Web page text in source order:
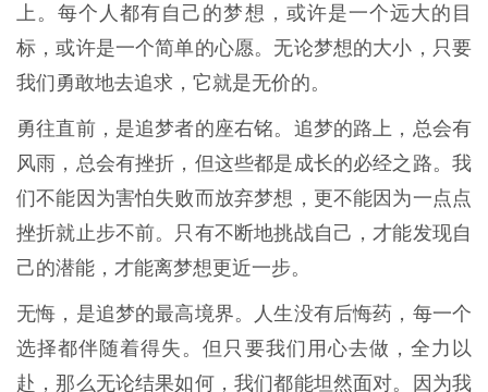
上。每个人都有自己的梦想，或许是一个远大的目
标，或许是一个简单的心愿。无论梦想的大小，只要
我们勇敢地去追求，它就是无价的。
勇往直前，是追梦者的座右铭。追梦的路上，总会有
风雨，总会有挫折，但这些都是成长的必经之路。我
们不能因为害怕失败而放弃梦想，更不能因为一点点
挫折就止步不前。只有不断地挑战自己，才能发现自
己的潜能，才能离梦想更近一步。
无悔，是追梦的最高境界。人生没有后悔药，每一个
选择都伴随着得失。但只要我们用心去做，全力以
赴，那么无论结果如何，我们都能坦然面对。因为我